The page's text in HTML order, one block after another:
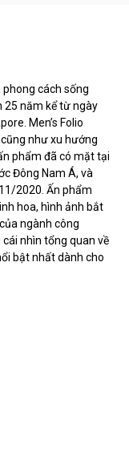
phong cách sống
25 năm kể từ ngày
Men’s Folio
như xu hướng
phẩm đã có mặt tại
Đông Nam Á, và
2020. Ấn phẩm
hoa, hình ảnh bắt
ngành công
nhìn tổng quan về
bật nhất dành cho